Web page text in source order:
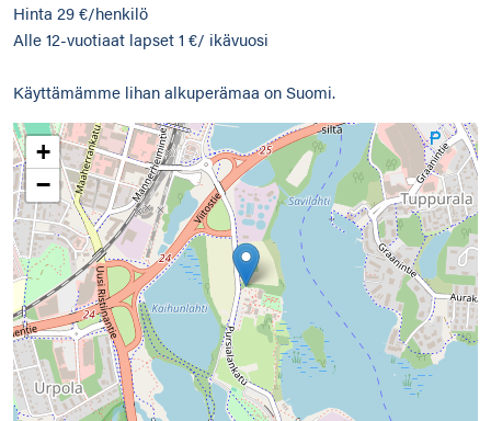
Hinta 29 €/henkilö
Alle 12-vuotiaat lapset 1 €/ ikävuosi
Käyttämämme lihan alkuperämaa on Suomi.
+
−